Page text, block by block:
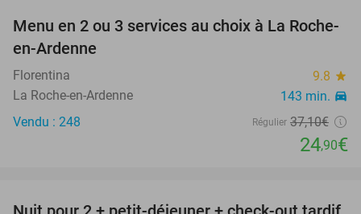
33%
Menu en 2 ou 3 services au choix à La Roche-
en-Ardenne
Florentina 9.8 star
La Roche-en-Ardenne 143 min. directions_car
Vendu : 248 Régulier 37,10€
24,90€